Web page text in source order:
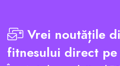
Vrei noutățile
fitnesului direct pe